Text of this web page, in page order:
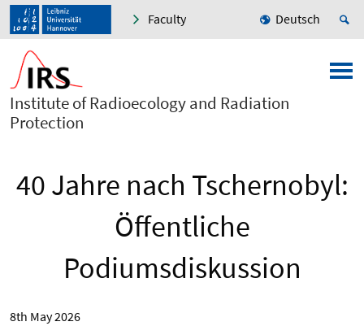
Faculty Deutsch
Institute of Radioecology and Radiation
Protection
40 Jahre nach Tschernobyl:
Öffentliche
Podiumsdiskussion
8th May 2026